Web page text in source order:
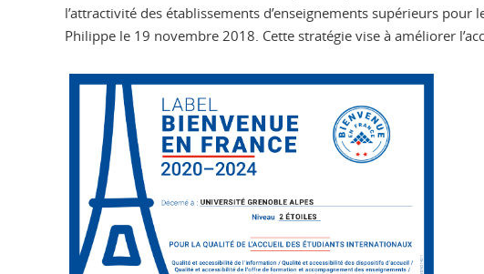
l’attractivité des établissements d’enseignements supérieurs
Philippe le 19 novembre 2018. Cette stratégie vise à améliorer